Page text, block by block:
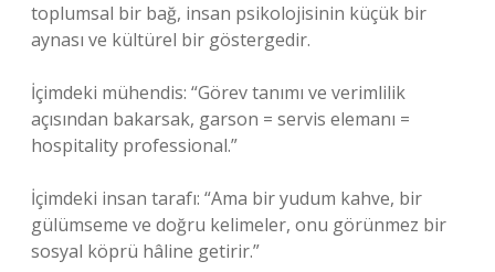
toplumsal bir bağ, insan psikolojisinin küçük bir
aynası ve kültürel bir göstergedir.
İçimdeki mühendis: “Görev tanımı ve verimlilik
açısından bakarsak, garson = servis elemanı =
hospitality professional.”
İçimdeki insan tarafı: “Ama bir yudum kahve, bir
gülümseme ve doğru kelimeler, onu görünmez bir
sosyal köprü hâline getirir.”